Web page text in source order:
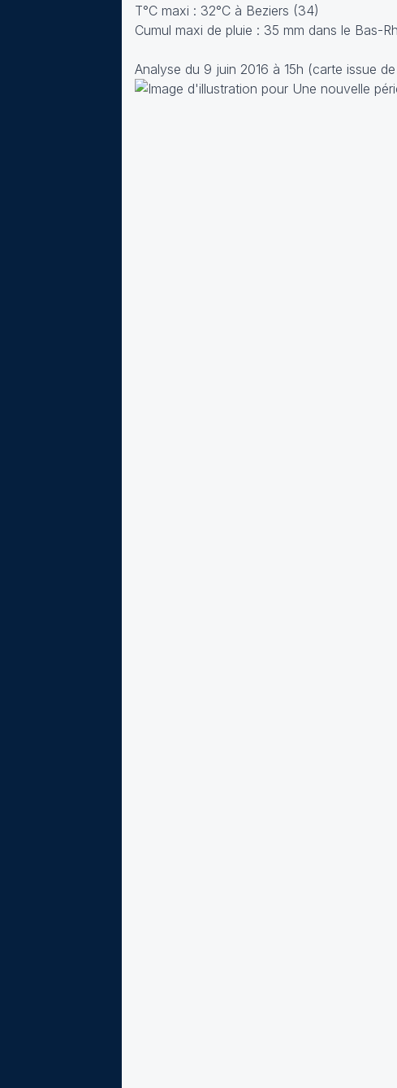
T°C maxi : 32°C à Beziers (34)
Cumul maxi de pluie : 35 mm dans le Bas-
Analyse du 9 juin 2016 à 15h (carte issue